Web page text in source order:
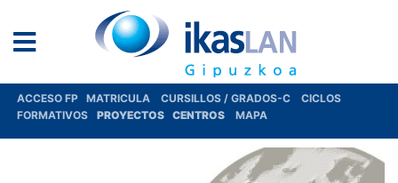
ACCESO FP MATRICULA CURSILLOS / GRADOS-C
CICLOS
FORMATIVOS
PROYECTOS CENTROS MAPA